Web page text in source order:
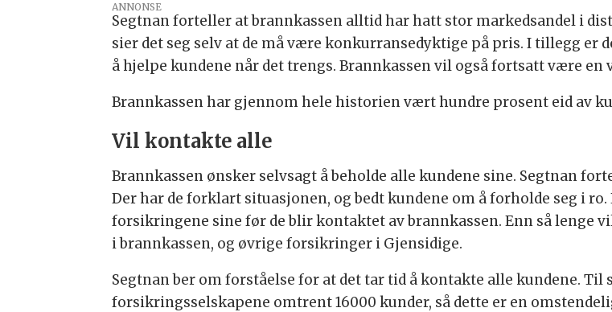
ANNONSE
Segtnan forteller at brannkassen alltid har hatt stor markedsandel i
sier det seg selv at de må være konkurransedyktige på pris. I tillegg
å hjelpe kundene når det trengs. Brannkassen vil også fortsatt være
Brannkassen har gjennom hele historien vært hundre prosent eid av
Vil kontakte alle
Brannkassen ønsker selvsagt å beholde alle kundene sine. Segtnan
Der har de forklart situasjonen, og bedt kundene om å forholde seg i
forsikringene sine før de blir kontaktet av brannkassen. Enn så lenge
i brannkassen, og øvrige forsikringer i Gjensidige.
Segtnan ber om forståelse for at det tar tid å kontakte alle kundene. Til
forsikringsselskapene omtrent 16000 kunder, så dette er en